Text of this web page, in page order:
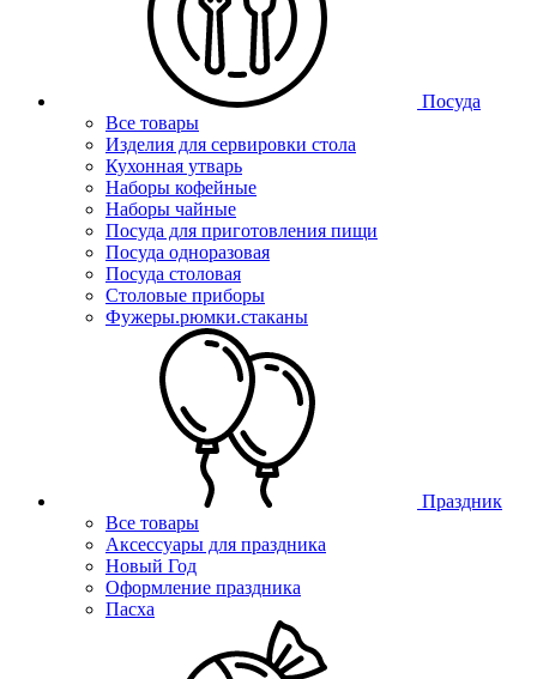
Посуда
Все товары
Изделия для сервировки стола
Кухонная утварь
Наборы кофейные
Наборы чайные
Посуда для приготовления пищи
Посуда одноразовая
Посуда столовая
Столовые приборы
Фужеры.рюмки.стаканы
Праздник
Все товары
Аксессуары для праздника
Новый Год
Оформление праздника
Пасха